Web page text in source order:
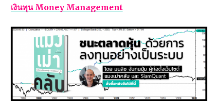
เงินทุน Money Management